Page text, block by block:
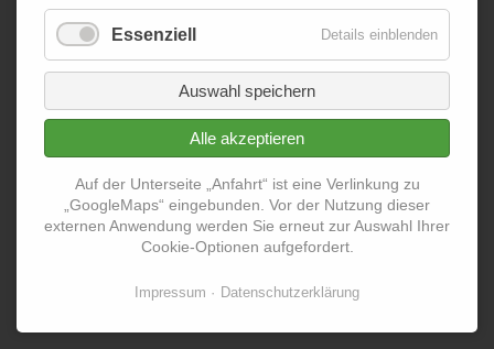
Essenziell Details einblenden
Auswahl speichern
Alle akzeptieren
Auf der Unterseite „Anfahrt“ ist eine Verlinkung zu
„GoogleMaps“ eingebunden. Vor der Nutzung dieser
externen Anwendung werden Sie erneut zur Auswahl Ihrer
Cookie-Optionen aufgefordert.
Impressum Datenschutzerklärung